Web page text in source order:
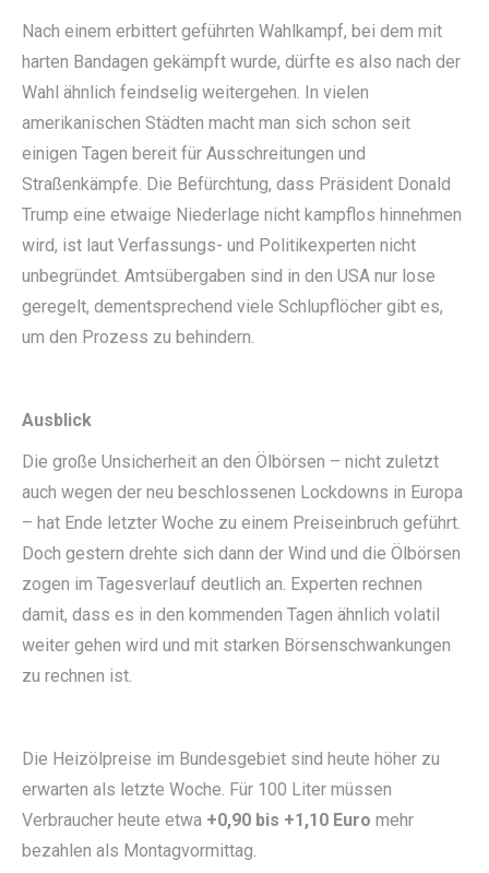
Nach einem erbittert geführten Wahlkampf, bei dem mit
harten Bandagen gekämpft wurde, dürfte es also nach der
Wahl ähnlich feindselig weitergehen. In vielen
amerikanischen Städten macht man sich schon seit
einigen Tagen bereit für Ausschreitungen und
Straßenkämpfe. Die Befürchtung, dass Präsident Donald
Trump eine etwaige Niederlage nicht kampflos hinnehmen
wird, ist laut Verfassungs- und Politikexperten nicht
unbegründet. Amtsübergaben sind in den USA nur lose
geregelt, dementsprechend viele Schlupflöcher gibt es,
um den Prozess zu behindern.
Ausblick
Die große Unsicherheit an den Ölbörsen – nicht zuletzt
auch wegen der neu beschlossenen Lockdowns in Europa
– hat Ende letzter Woche zu einem Preiseinbruch geführt.
Doch gestern drehte sich dann der Wind und die Ölbörsen
zogen im Tagesverlauf deutlich an. Experten rechnen
damit, dass es in den kommenden Tagen ähnlich volatil
weiter gehen wird und mit starken Börsenschwankungen
zu rechnen ist.
Die Heizölpreise im Bundesgebiet sind heute höher zu
erwarten als letzte Woche. Für 100 Liter müssen
Verbraucher heute etwa +0,90 bis +1,10 Euro mehr
bezahlen als Montagvormittag.